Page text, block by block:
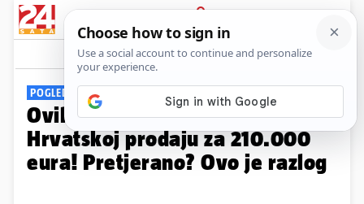
PRIJAVA
Galerija Komentari
POGLEDAJTE FOTKE
Ovih 20 kvadrata u potkrovlju u
Hrvatskoj prodaju za 210.000
eura! Pretjerano? Ovo je razlog